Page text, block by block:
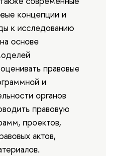
концепции и
к исследованию
основе
правовые
и
органов
правовую
проектов,
актов,